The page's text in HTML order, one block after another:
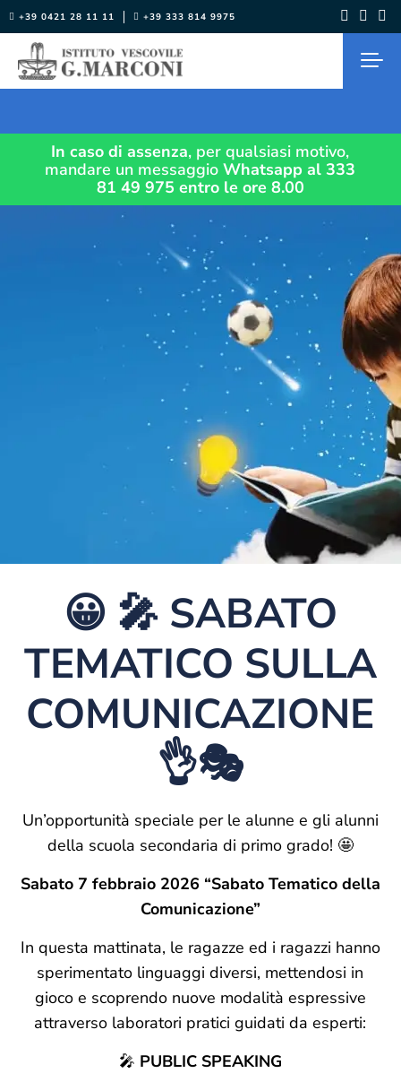
Salta
al
contenuto
+39 0421 28 11 11 +39 333 814 9975
In caso di assenza, per qualsiasi motivo,
mandare un messaggioWhatsapp al 333
81 49 975 entro le ore 8.00
😀 🎤 SABATO
TEMATICO SULLA
COMUNICAZIONE
👌🎭
Un’opportunità speciale per le alunne e gli alunni
della scuola secondaria di primo grado! 🤩
Sabato 7 febbraio 2026 “Sabato Tematico della
Comunicazione”
In questa mattinata, le ragazze ed i ragazzi hanno
sperimentato linguaggi diversi, mettendosi in
gioco e scoprendo nuove modalità espressive
attraverso laboratori pratici guidati da esperti:
🎤 PUBLIC SPEAKING